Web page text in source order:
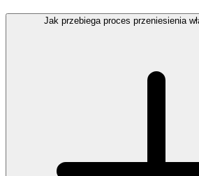
Jak przebiega proces przeniesienia